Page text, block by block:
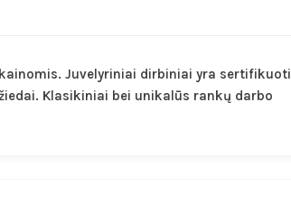
Juvelyriniai dirbiniai yra sertifikuoti
Klasikiniai bei unikalūs rankų darbo